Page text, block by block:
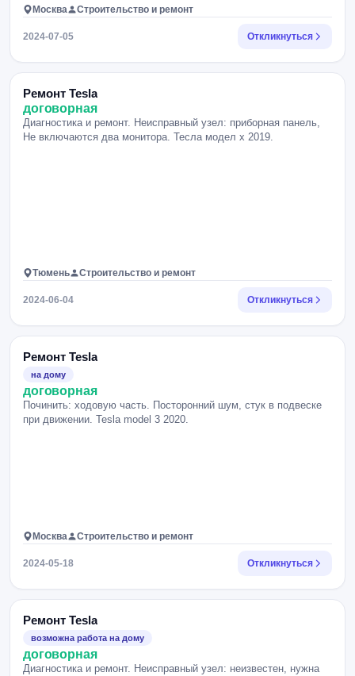
Москва Строительство и ремонт
2024-07-05 Откликнуться
Ремонт Tesla
договорная
Диагностика и ремонт. Неисправный узел: приборная панель,
Не включаются два монитора. Тесла модел х 2019.
Тюмень Строительство и ремонт
2024-06-04 Откликнуться
Ремонт Tesla
на дому
договорная
Починить: ходовую часть. Посторонний шум, стук в подвеске
при движении. Tesla model 3 2020.
Москва Строительство и ремонт
2024-05-18 Откликнуться
Ремонт Tesla
возможна работа на дому
договорная
Диагностика и ремонт. Неисправный узел: неизвестен, нужна